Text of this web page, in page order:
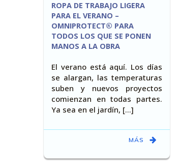
ROPA DE TRABAJO LIGERA
PARA EL VERANO –
OMNIPROTECT® PARA
TODOS LOS QUE SE PONEN
MANOS A LA OBRA
El verano está aquí. Los días
se alargan, las temperaturas
suben y nuevos proyectos
comienzan en todas partes.
Ya sea en el jardín, [...]
MÁS